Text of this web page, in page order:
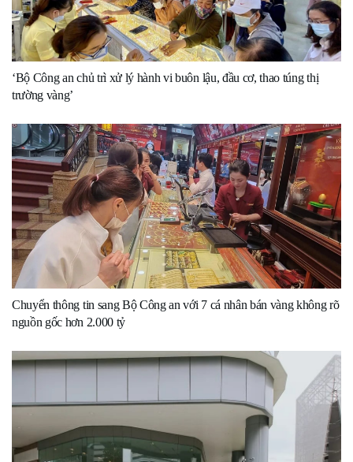
‘Bộ Công an chủ trì xử lý hành vi buôn lậu, đầu cơ, thao túng thị
trường vàng’
Chuyển thông tin sang Bộ Công an với 7 cá nhân bán vàng không rõ
nguồn gốc hơn 2.000 tỷ